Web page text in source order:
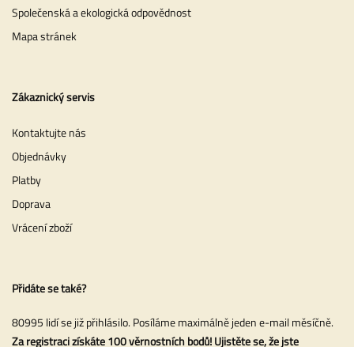
Společenská a ekologická odpovědnost
Mapa stránek
Zákaznický servis
Kontaktujte nás
Objednávky
Platby
Doprava
Vrácení zboží
Přidáte se také?
80995 lidí se již přihlásilo. Posíláme maximálně jeden e-mail měsíčně.
Za registraci získáte 100 věrnostních bodů! Ujistěte se, že jste